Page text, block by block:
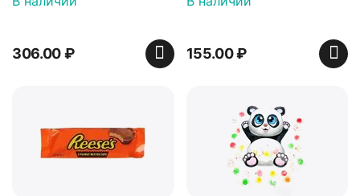
306.00₽ 155.00₽